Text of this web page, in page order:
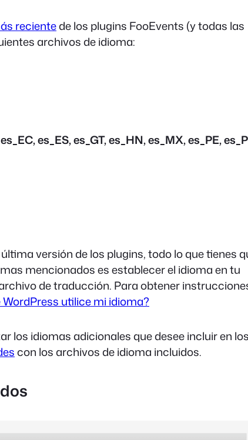
recientede los plugins FooEvents (y todas las
archivos de idioma:
es_ES, es_GT, es_HN, es_MX, es_PE,
versión de los plugins, todo lo que tienes
mencionados es establecer el idioma en tu
de traducción. Para obtener
utilice mi idioma?
los idiomas adicionales que desee incluir en
con los archivos de idioma incluidos.